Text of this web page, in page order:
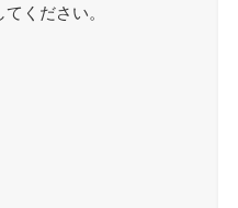
ください。